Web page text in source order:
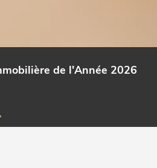
de l'Année 2026